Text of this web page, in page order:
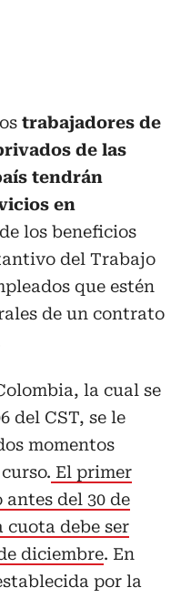
trabajadores de
de las
tendrán
en
los beneficios
del Trabajo
que estén
de un contrato
la cual se
del CST, se le
momentos
El primer
antes del 30 de
debe ser
diciembre. En
por la